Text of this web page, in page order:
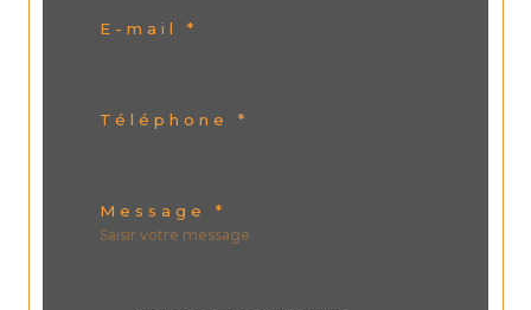
E-mail *
Téléphone *
Message *